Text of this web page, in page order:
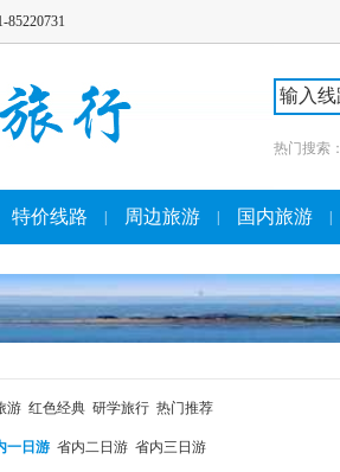
热门搜索：
特价线路 周边旅游 国内旅游
游 红色经典 研学旅行 热门推荐
一日游 省内二日游 省内三日游